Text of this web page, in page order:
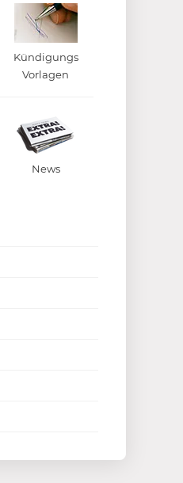
Kündigungs
Vorlagen
News